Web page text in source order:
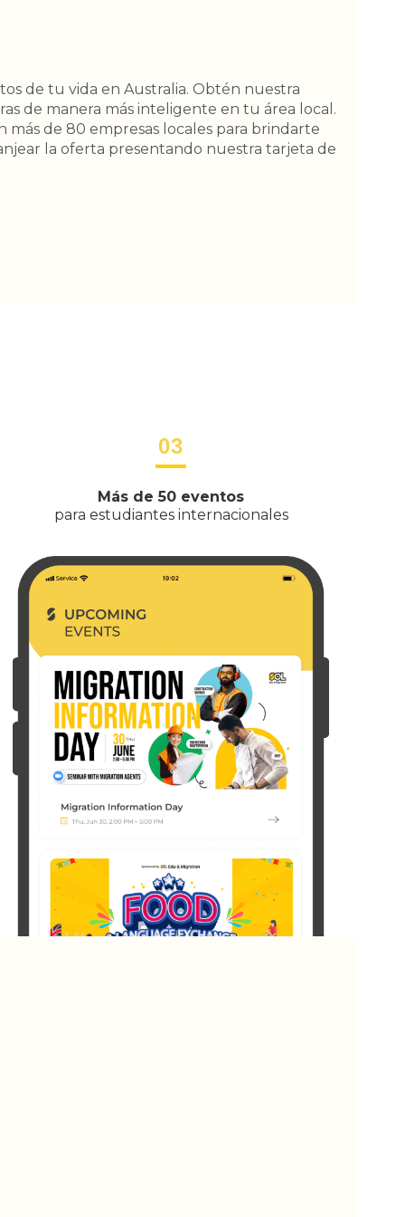
de tu vida en Australia. Obtén nuestra
de manera más inteligente en tu área local.
más de 80 empresas locales para brindarte
la oferta presentando nuestra tarjeta de
03
Más de 50 eventos
para estudiantes internacionales